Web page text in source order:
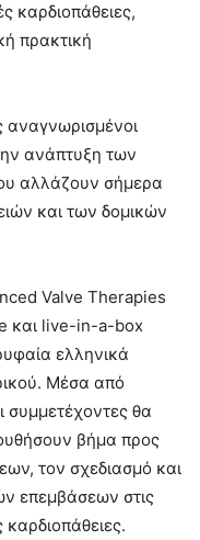
καρδιοπάθειες,
πρακτική
αναγνωρισμένοι
ανάπτυξη των
αλλάζουν σήμερα
και των δομικών
Valve Therapies
και live-in-a-box
ελληνικά
Μέσα από
συμμετέχοντες θα
βήμα προς
τον σχεδιασμό και
επεμβάσεων στις
καρδιοπάθειες.